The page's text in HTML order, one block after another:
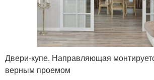
Двери-купе. Направляющая
верным проемом